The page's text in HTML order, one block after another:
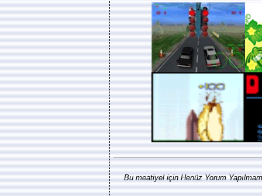
Bu meatiyel için Henüz Yorum